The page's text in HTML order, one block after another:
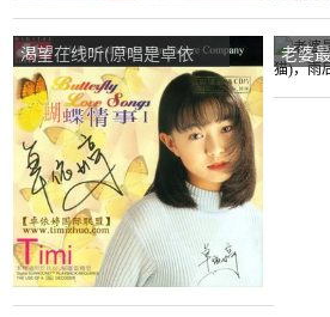
渴望在线听(原唱是卓依
婷)，绿罗青演唱点播:43次
老婆
子格/